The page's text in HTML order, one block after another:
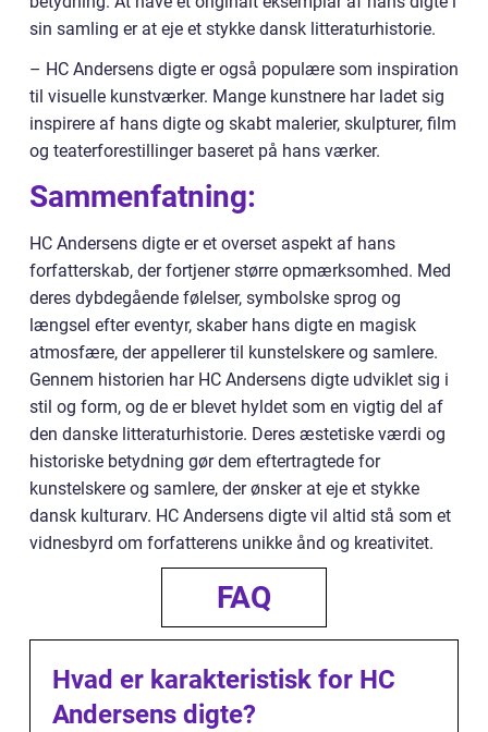
sin samling er at eje et stykke dansk litteraturhistorie.
– HC Andersens digte er også populære som inspiration
til visuelle kunstværker. Mange kunstnere har ladet sig
inspirere af hans digte og skabt malerier, skulpturer, film
og teaterforestillinger baseret på hans værker.
Sammenfatning:
HC Andersens digte er et overset aspekt af hans
forfatterskab, der fortjener større opmærksomhed. Med
deres dybdegående følelser, symbolske sprog og
længsel efter eventyr, skaber hans digte en magisk
atmosfære, der appellerer til kunstelskere og samlere.
Gennem historien har HC Andersens digte udviklet sig i
stil og form, og de er blevet hyldet som en vigtig del af
den danske litteraturhistorie. Deres æstetiske værdi og
historiske betydning gør dem eftertragtede for
kunstelskere og samlere, der ønsker at eje et stykke
dansk kulturarv. HC Andersens digte vil altid stå som et
vidnesbyrd om forfatterens unikke ånd og kreativitet.
FAQ
Hvad er karakteristisk for HC
Andersens digte?